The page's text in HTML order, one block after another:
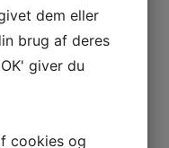
billeder fra
fra hallen
dem eller
brug af deres
giver du
cookies og